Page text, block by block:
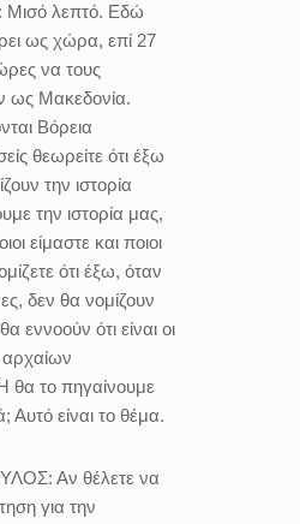
Μισό λεπτό. Εδώ
ως χώρα, επί 27
να τους
ως Μακεδονία.
Βόρεια
θεωρείτε ότι έξω
την ιστορία
την ιστορία μας,
είμαστε και ποιοι
ότι έξω, όταν
δεν θα νομίζουν
εννοούν ότι είναι οι
το πηγαίνουμε
Αυτό είναι το θέμα.
Αν θέλετε να
για την